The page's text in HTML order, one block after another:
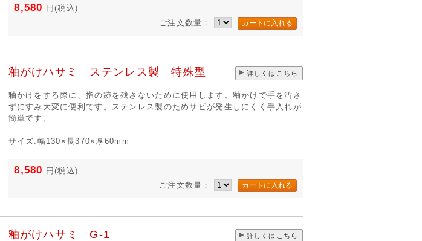
8,580 円(税込)
ご注文数量：
釉がけハサミ ステンレス製 特殊型 詳しくはこちら
釉かけをする際に、指の跡を残さないために使用します。釉かけで手を汚さ
ずにすみ大変に便利です。ステンレス製のためサビが発生しにくく手入れが
簡単です。
サイズ:幅130×長370×厚60mm
8,580 円(税込)
ご注文数量：
釉がけハサミ G-1 詳しくはこちら